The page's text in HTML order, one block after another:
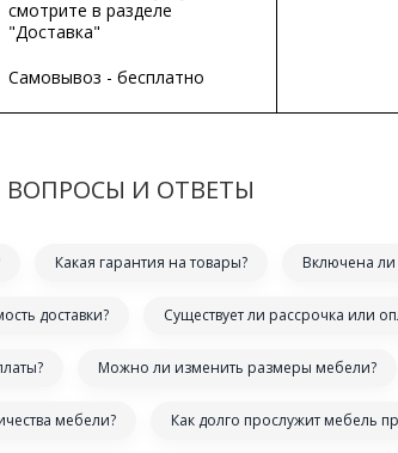
смотрите в разделе
"Доставка"
Самовывоз - бесплатно
ВОПРОСЫ И ОТВЕТЫ
Какая гарантия на товары? Включена ли
доставки? Существует ли рассрочка или
Можно ли изменить размеры мебели?
мебели? Как долго прослужит мебель